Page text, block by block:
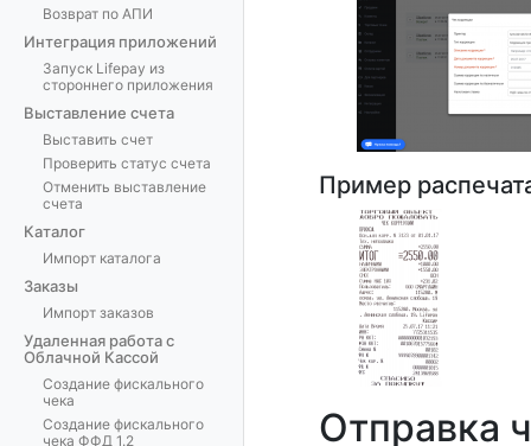
Возврат по АПИ
Интеграция приложений
Запуск Lifepay из
стороннего приложения
Выставление счета
Выставить счет
Проверить статус счета
Отменить выставление
счета
Каталог
Импорт каталога
Заказы
Импорт заказов
Удаленная работа с
Облачной Кассой
Создание фискального
чека
Создание фискального
чека ФФД 1.2
Пример
Отправка